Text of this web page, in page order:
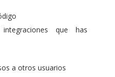
que has
a otros usuarios